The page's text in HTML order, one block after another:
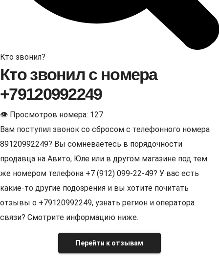
Кто звонил?
Кто звонил с номера
+79120992249
👁 Просмотров номера: 127
Вам поступил звонок со сбросом с телефонного номера
89120992249? Вы сомневаетесь в порядочности
продавца на Авито, Юле или в другом магазине под тем
же номером телефона +7 (912) 099-22-49? У вас есть
какие-то другие подозрения и вы хотите почитать
отзывы о +79120992249, узнать регион и оператора
связи? Смотрите информацию ниже.
Перейти к отзывам